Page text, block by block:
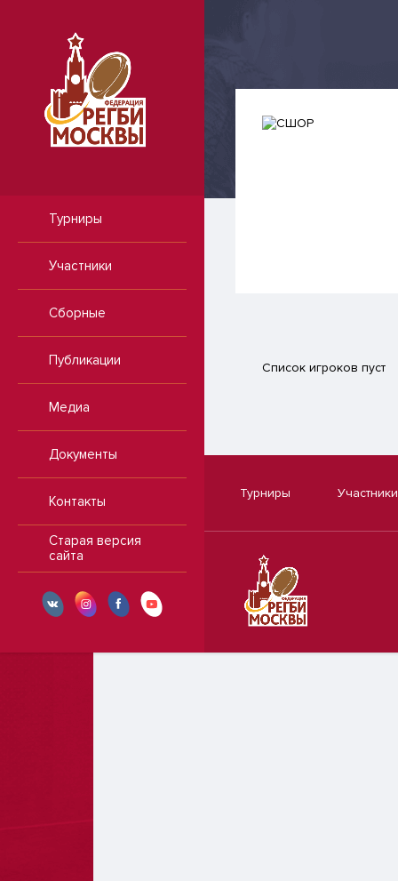
Турниры
Участники
Сборные
Публикации
Медиа
Документы
Контакты
Старая версия
сайта
Список игроков пуст
Турниры Участники